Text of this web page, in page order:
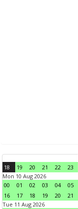
18 19 20 21 22
23
Mon 10 Aug 2026
00
01 02 03 04 05
16
17 18 19 20 21
Tue 11 Aug 2026